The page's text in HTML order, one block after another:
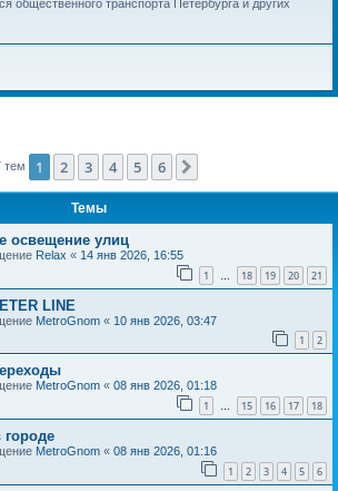
общественного транспорта Петербурга и других
тем 1 2 3 4 5 6
Темы
освещение улиц
Relax « 14 янв 2026, 16:55
1 … 18 19 20 21
LINE
MetroGnom « 10 янв 2026, 03:47
1 2
MetroGnom « 08 янв 2026, 01:18
1 … 15 16 17 18
MetroGnom « 08 янв 2026, 01:16
1 2 3 4 5 6